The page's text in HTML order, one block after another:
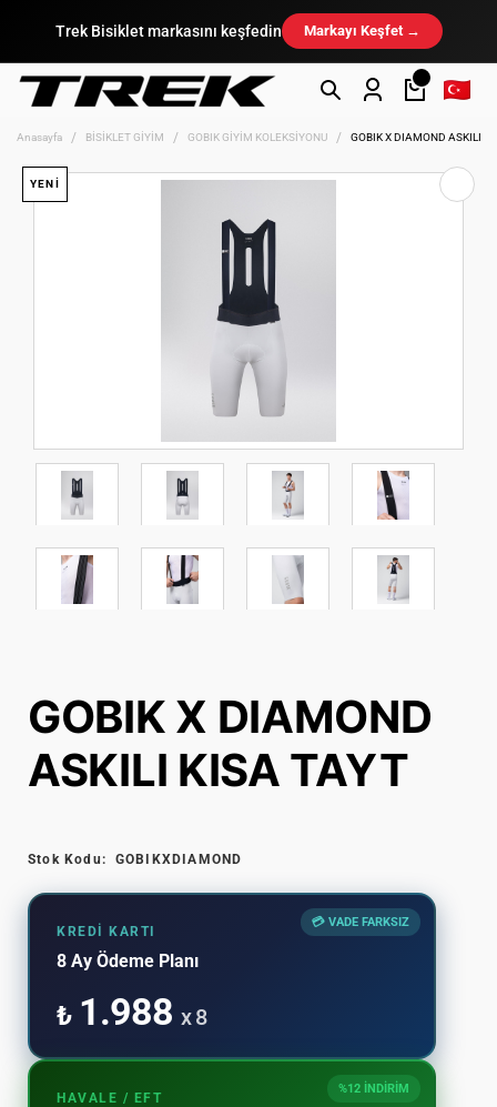
Trek Bisiklet markasını keşfedin Markayı Keşfet →
Anasayfa BİSİKLET GİYİM GOBIK GİYİM KOLEKSİYONU GOBIK X DIAMOND ASKILI
YENİ
GOBIK X DIAMOND
ASKILI KISA TAYT
Stok Kodu: GOBIKXDIAMOND
💳 VADE FARKSIZ
KREDI KARTI
8 Ay Ödeme Planı
₺1.988 x 8
%12 İNDİRİM
HAVALE / EFT